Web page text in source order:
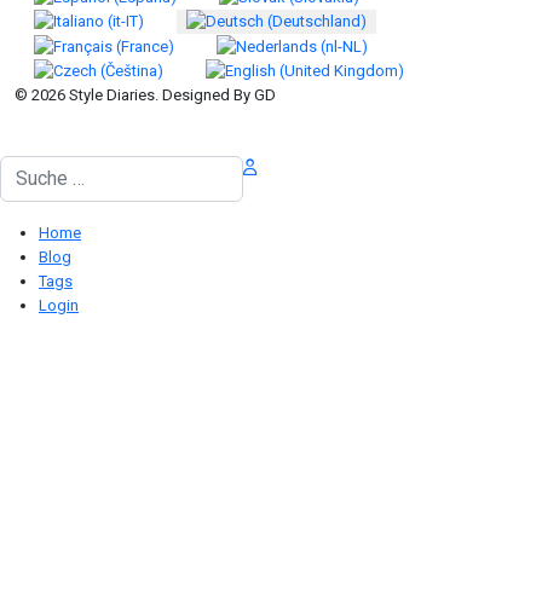
© 2026 Style Diaries. Designed By GD
Suchen
Home
Blog
Tags
Login